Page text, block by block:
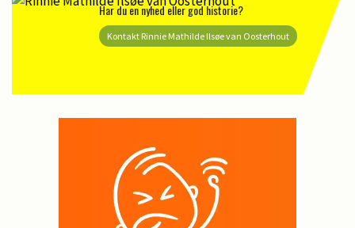
Har du en nyhed eller god historie?
Kontakt Rinnie Mathilde Ilsøe van Oosterhout